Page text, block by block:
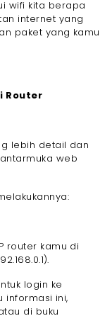
wifi kita berapa
internet yang
paket yang kamu
Router
lebih detail dan
web
router kamu di
login ke
informasi ini,
di buku